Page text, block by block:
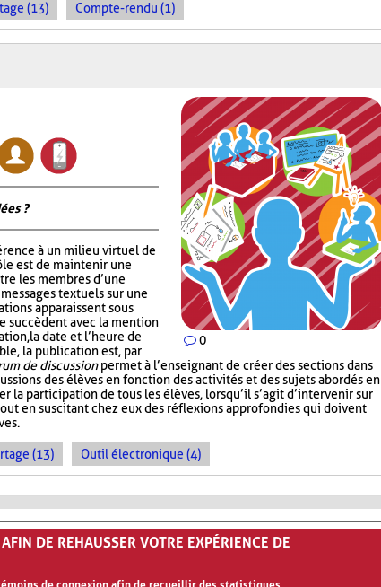
(13) Compte-rendu (1)
0
?
à un milieu virtuel de
est de maintenir une
les membres d’une
textuels sur une
apparaissent sous
succèdent avec la mention
la date et l’heure de
la publication est, par
de discussionpermet à l’enseignant de créer des sections dans
des élèves en fonction des activités et des sujets abordés en
la participation de tous les élèves, lorsqu’il s’agit d’intervenir sur
en suscitant chez eux des réflexions approfondies qui doivent
(13) Outil électronique (4)
DE REHAUSSER VOTRE EXPÉRIENCE DE